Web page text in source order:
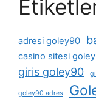
adresi goley90
casino sitesi
giris goley90
goley90 adres